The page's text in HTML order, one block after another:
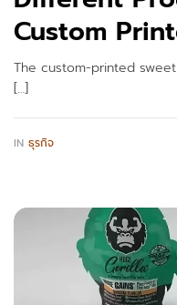
Custom
The custom-printed
[…]
IN ธุรกิจ